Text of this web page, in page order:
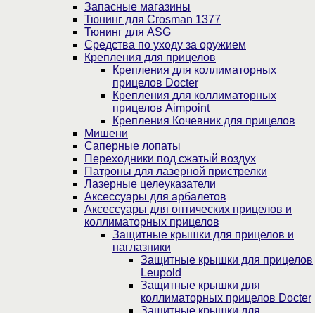
Запасные магазины
Тюнинг для Crosman 1377
Тюнинг для ASG
Средства по уходу за оружием
Крепления для прицелов
Крепления для коллиматорных
прицелов Docter
Крепления для коллиматорных
прицелов Aimpoint
Крепления Кочевник для прицелов
Мишени
Саперные лопаты
Переходники под сжатый воздух
Патроны для лазерной пристрелки
Лазерные целеуказатели
Аксессуары для арбалетов
Аксессуары для оптических прицелов и
коллиматорных прицелов
Защитные крышки для прицелов и
наглазники
Защитные крышки для прицелов
Leupold
Защитные крышки для
коллиматорных прицелов Docter
Защитные крышки для